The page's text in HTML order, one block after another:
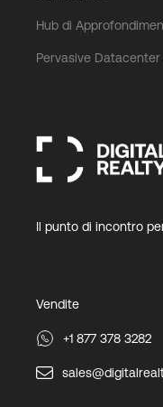
Hub di
Pervasive
Il punto di incontro
Vendite
+1 877 378 3282